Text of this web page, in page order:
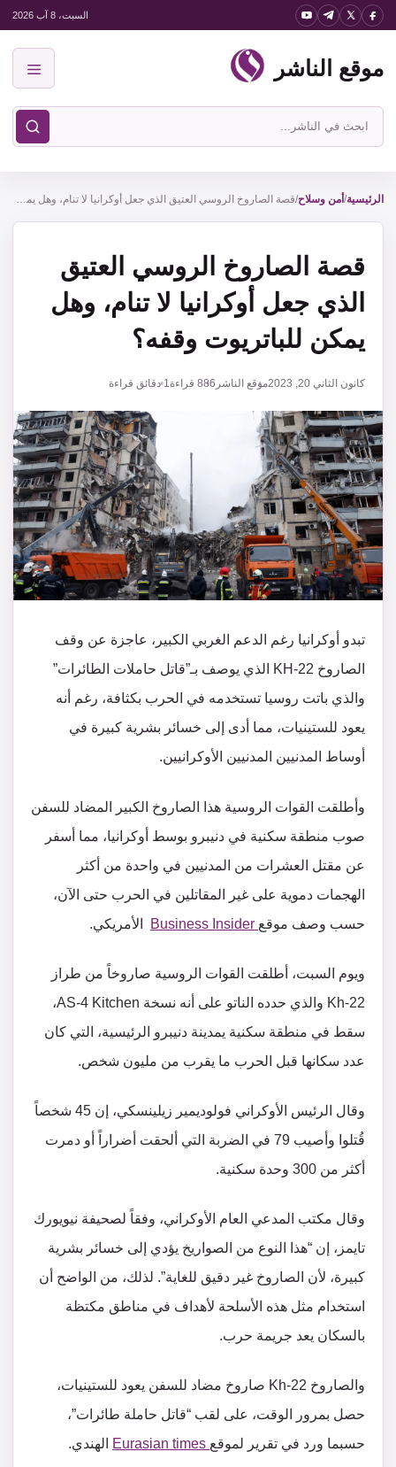
انتقل
المحتوى
السبت، 8 آب 2026
موقع الناشر
ابحث
في
الناشر
الرئيسية/ أمن وسلاح/ قصة الصاروخ الروسي العتيق الذي جعل أوكرانيا لا تنام، وهل يمكن للباتريوت وقفه؟
قصة الصاروخ الروسي العتيق
الذي جعل أوكرانيا لا تنام، وهل
يمكن للباتريوت وقفه؟
كانون الثاني 20, 2023 موقع الناشر 886 قراءة1 دقائق قراءة
تبدو أوكرانيا رغم الدعم الغربي الكبير، عاجزة عن وقف
الصاروخ KH-22 الذي يوصف بـ”قاتل حاملات الطائرات”
والذي باتت روسيا تستخدمه في الحرب بكثافة، رغم أنه
يعود للستينيات، مما أدى إلى خسائر بشرية كبيرة في
أوساط المدنيين المدنيين الأوكرانيين.
وأطلقت القوات الروسية هذا الصاروخ الكبير المضاد للسفن
صوب منطقة سكنية في دنيبرو بوسط أوكرانيا، مما أسفر
عن مقتل العشرات من المدنيين في واحدة من أكثر
الهجمات دموية على غير المقاتلين في الحرب حتى الآن،
حسب وصف موقع
الأمريكي.
ويوم السبت، أطلقت القوات الروسية صاروخاً من طراز
Kh-22 والذي حدده الناتو على أنه نسخة AS-4 Kitchen،
سقط في منطقة سكنية يمدينة دنيبرو الرئيسية، التي كان
عدد سكانها قبل الحرب ما يقرب من مليون شخص.
وقال الرئيس الأوكراني فولوديمير زيلينسكي، إن 45 شخصاً
قُتلوا وأصيب 79 في الضربة التي ألحقت أضراراً أو دمرت
أكثر من 300 وحدة سكنية.
وقال مكتب المدعي العام الأوكراني، وفقاً لصحيفة نيويورك
تايمز، إن “هذا النوع من الصواريخ يؤدي إلى خسائر بشرية
كبيرة، لأن الصاروخ غير دقيق للغاية”. لذلك، من الواضح أن
استخدام مثل هذه الأسلحة لأهداف في مناطق مكتظة
بالسكان يعد جريمة حرب.
والصاروخ Kh-22 صاروخ مضاد للسفن يعود للستينيات،
حصل بمرور الوقت، على لقب “قاتل حاملة طائرات”،
حسبما ورد في تقرير لموقع
الهندي.